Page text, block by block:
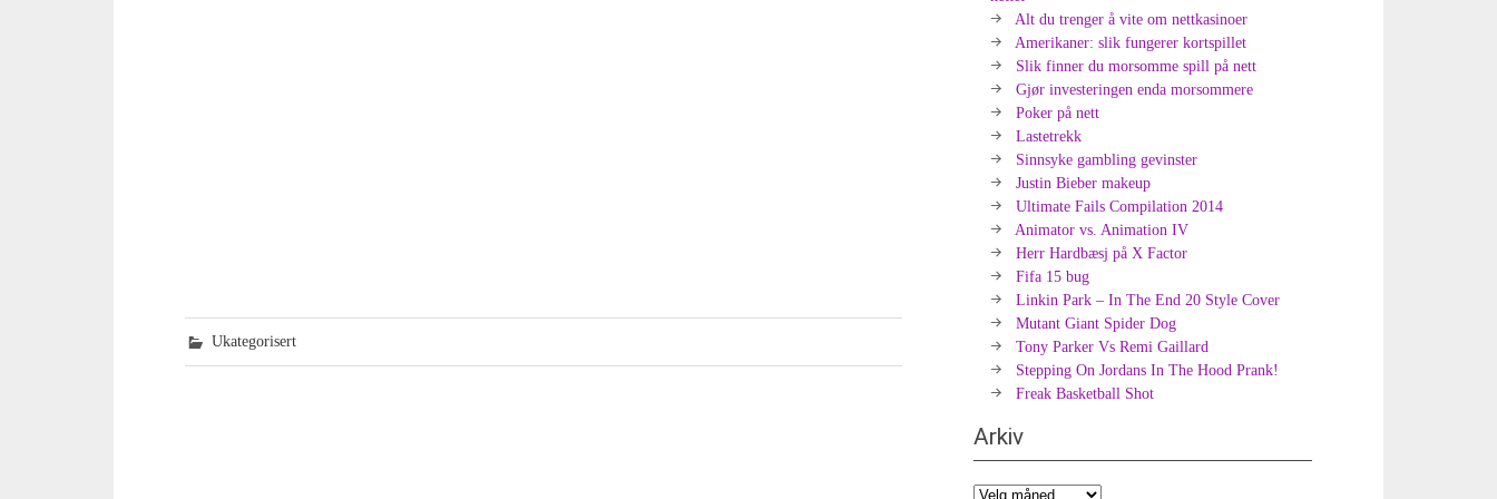
Ukategorisert
Alt du trenger å vite om nettkasinoer
Amerikaner: slik fungerer kortspillet
Slik finner du morsomme spill på nett
Gjør investeringen enda morsommere
Poker på nett
Lastetrekk
Sinnsyke gambling gevinster
Justin Bieber makeup
Ultimate Fails Compilation 2014
Animator vs. Animation IV
Herr Hardbæsj på X Factor
Fifa 15 bug
Linkin Park – In The End 20 Style Cover
Mutant Giant Spider Dog
Tony Parker Vs Remi Gaillard
Stepping On Jordans In The Hood Prank!
Freak Basketball Shot
Arkiv
Arkiv